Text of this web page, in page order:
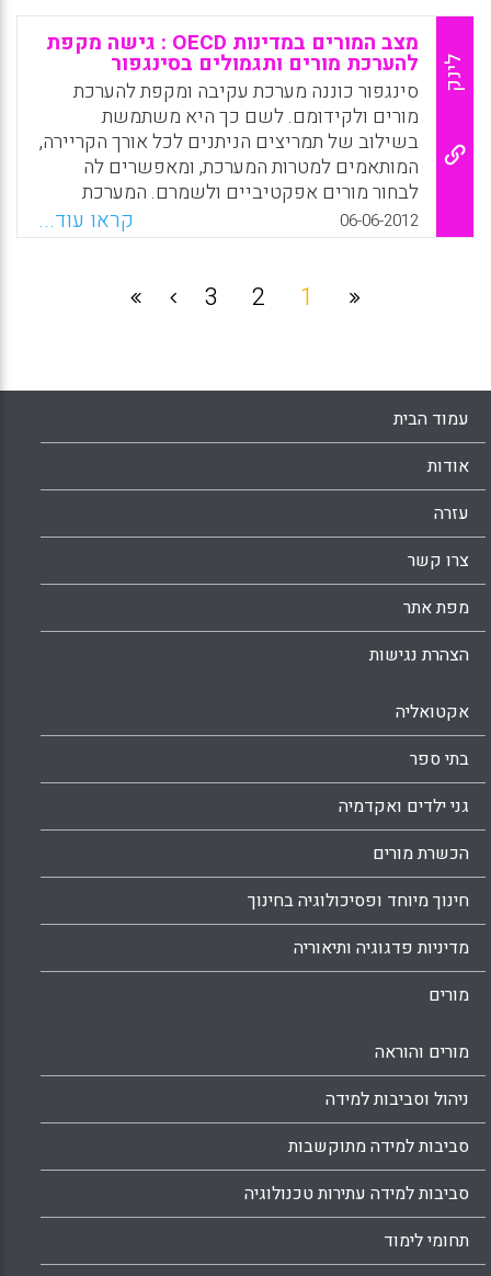
WhatsApp
Facebook
Email
X
לינק
מצב המורים במדינות OECD : גישה מקפת
להערכת מורים ותגמולים בסינגפור
סינגפור כוננה מערכת עקיבה ומקפת להערכת
מורים ולקידומם. לשם כך היא משתמשת
בשילוב של תמריצים הניתנים לכל אורך הקריירה,
המותאמים למטרות המערכת, ומאפשרים לה
לבחור מורים אפקטיביים ולשמרם. המערכת
פותחה לאורך זמן, ושוכללה עקב סוגיות או נסיבות
חדשות שהתעוררו.
WhatsApp
Facebook
Email
06-06-2012 קראו עוד...
1
2
3
עמוד הבית
אודות
עזרה
צרו קשר
מפת אתר
הצהרת נגישות
אקטואליה
בתי ספר
גני ילדים ואקדמיה
הכשרת מורים
חינוך מיוחד ופסיכולוגיה בחינוך
מדיניות פדגוגיה ותיאוריה
מורים
מורים והוראה
ניהול וסביבות למידה
סביבות למידה מתוקשבות
סביבות למידה עתירות טכנולוגיה
תחומי לימוד